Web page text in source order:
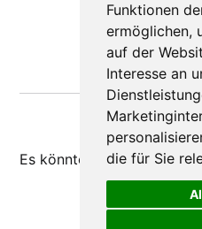
Funktionen
ermöglichen,
auf der
Interesse an
die für Sie
Es könnte dir auch